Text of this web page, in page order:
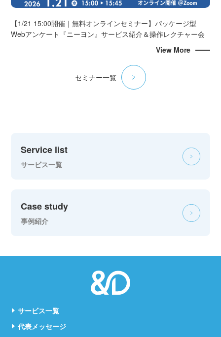
【1/21 15:00開催｜無料オンラインセミナー】パッケージ型
Webアンケート『ニーヨン』サービス紹介＆操作レクチャー会
View More
セミナー一覧
Service list
サービス一覧
Case study
事例紹介
サービス一覧
代表メッセージ